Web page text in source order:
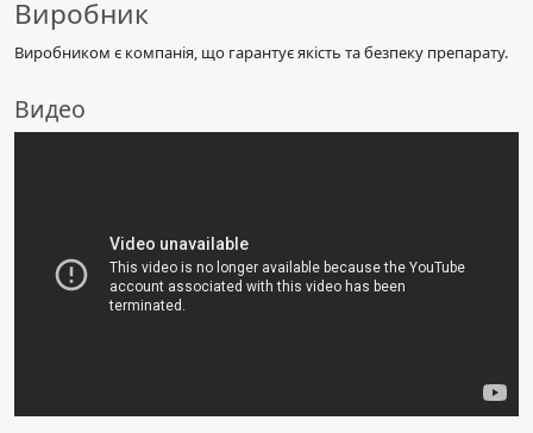
Виробник
Виробником є компанія, що гарантує якість та безпеку препарату.
Видео